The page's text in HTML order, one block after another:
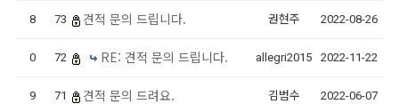
8 73 견적 문의 드립니다. 권현주 2022-08-26
0 72 RE: 견적 문의 드립니다. allegri2015 2022-11-22
9 71 견적 문의 드려요. 김범수 2022-06-07